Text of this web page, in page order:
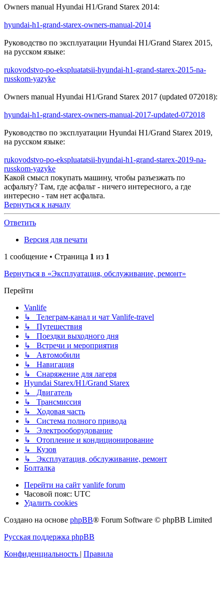
Owners manual Hyundai H1/Grand Starex 2014:
hyundai-h1-grand-starex-owners-manual-2014
Руководство по эксплуатации Hyundai H1/Grand Starex 2015,
на русском языке:
rukovodstvo-po-ekspluatatsii-hyundai-h1-grand-starex-2015-na-
russkom-yazyke
Owners manual Hyundai H1/Grand Starex 2017 (updated 072018):
hyundai-h1-grand-starex-owners-manual-2017-updated-072018
Руководство по эксплуатации Hyundai H1/Grand Starex 2019,
на русском языке:
rukovodstvo-po-ekspluatatsii-hyundai-h1-grand-starex-2019-na-
russkom-yazyke
Какой смысл покупать машину, чтобы разъезжать по
асфальту? Там, где асфальт - ничего интересного, а где
интересно - там нет асфальта.
Вернуться к началу
Ответить
Версия для печати
1 сообщение • Страница 1 из 1
Вернуться в «Эксплуатация, обслуживание, ремонт»
Перейти
Vanlife
↳ Телеграм-канал и чат Vanlife-travel
↳ Путешествия
↳ Поездки выходного дня
↳ Встречи и мероприятия
↳ Автомобили
↳ Навигация
↳ Снаряжение для лагеря
Hyundai Starex/H1/Grand Starex
↳ Двигатель
↳ Трансмиссия
↳ Ходовая часть
↳ Система полного привода
↳ Электрооборудование
↳ Отопление и кондиционирование
↳ Кузов
↳ Эксплуатация, обслуживание, ремонт
Болталка
Перейти на сайт vanlife forum
Часовой пояс: UTC
Удалить cookies
Создано на основе phpBB® Forum Software © phpBB Limited
Русская поддержка phpBB
Конфиденциальность | Правила